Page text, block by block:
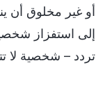
أو غير مخلوق أن
إلى استفزاز
تردد – شخصية لا